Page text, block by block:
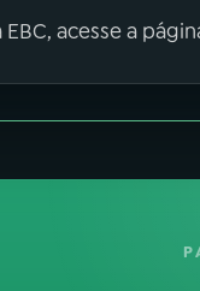
acesse a